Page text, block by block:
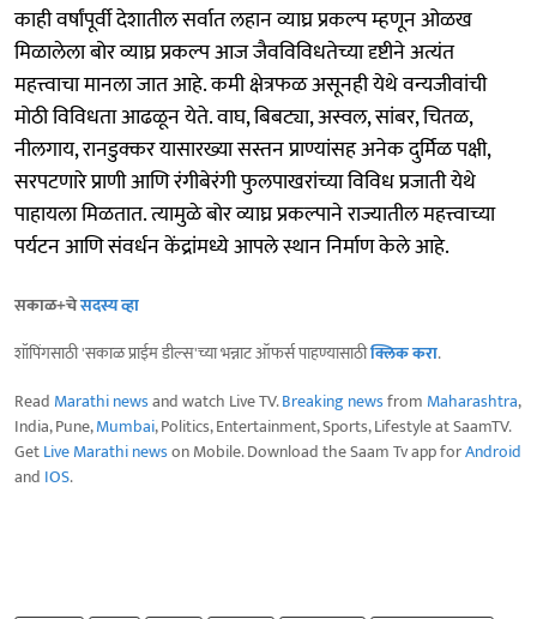
काही वर्षांपूर्वी देशातील सर्वात लहान व्याघ्र प्रकल्प म्हणून ओळख
मिळालेला बोर व्याघ्र प्रकल्प आज जैवविविधतेच्या दृष्टीने अत्यंत
महत्त्वाचा मानला जात आहे. कमी क्षेत्रफळ असूनही येथे वन्यजीवांची
मोठी विविधता आढळून येते. वाघ, बिबट्या, अस्वल, सांबर, चितळ,
नीलगाय, रानडुक्कर यासारख्या सस्तन प्राण्यांसह अनेक दुर्मिळ पक्षी,
सरपटणारे प्राणी आणि रंगीबेरंगी फुलपाखरांच्या विविध प्रजाती येथे
पाहायला मिळतात. त्यामुळे बोर व्याघ्र प्रकल्पाने राज्यातील महत्त्वाच्या
पर्यटन आणि संवर्धन केंद्रांमध्ये आपले स्थान निर्माण केले आहे.
सकाळ+चेसदस्य व्हा
शॉपिंगसाठी 'सकाळ प्राईम डील्स'च्या भन्नाट ऑफर्स पाहण्यासाठीक्लिक करा.
Read Marathi newsand watch Live TV.Breaking newsfrom Maharashtra,
India, Pune,Mumbai, Politics, Entertainment, Sports, Lifestyle at SaamTV.
GetLive Marathi newson Mobile. Download the Saam Tv app forAndroid
and IOS.